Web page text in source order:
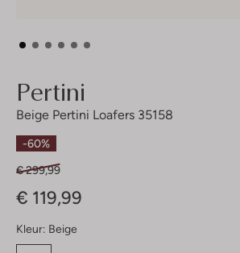
Pertini
Beige Pertini Loafers 35158
-60%
€ 299,99
€ 119,99
Kleur: Beige